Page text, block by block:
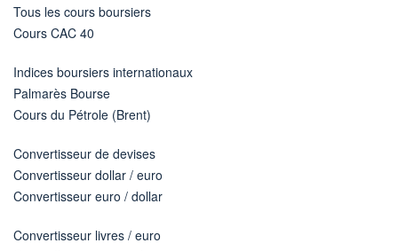
Tous les cours boursiers
Cours CAC 40
Indices boursiers internationaux
Palmarès Bourse
Cours du Pétrole (Brent)
Convertisseur de devises
Convertisseur dollar / euro
Convertisseur euro / dollar
Convertisseur livres / euro